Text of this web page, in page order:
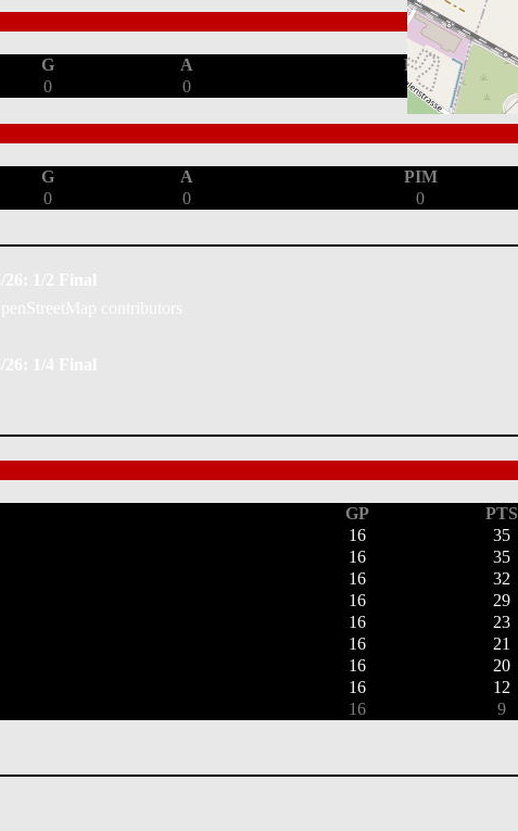
G A
PIM
0
0 0
G A
PIM
0
0 0
GP
PTS
16
35
16
35
16
32
16
29
16
23
16
21
16
20
16
12
16
9